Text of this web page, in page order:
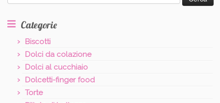
per:
Categorie
Biscotti
Dolci da colazione
Dolci al cucchiaio
Dolcetti-finger food
Torte